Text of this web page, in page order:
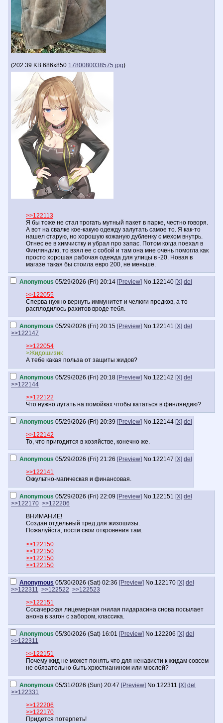
(202.39 KB 686x850 1780080038575.jpg)
>>122113
Я бы тоже не стал трогать мутный пакет в парке, честно говоря.
А вот на свалке кое-какую одежду залутать самое то. Я как-то
нашел старую, но хорошую кожаную дубленку с мехом внутрь.
Отнес ее в химчистку и убрал про запас. Потом когда поехал в
Финляндию, то взял ее с собой и там она мне очень помогла как
просто хорошая рабочая одежда для улицы в -20. Новая в
магазе такая бы стоила евро 200, не меньше.
Anonymous 05/29/2026 (Fri) 20:14 [Preview] No.122140 [X] del
>>122055
Сперва нужно вернуть иммунитет и челюги предков, а то
расплодилось рахитов вроде тебя.
Anonymous 05/29/2026 (Fri) 20:15 [Preview] No.122141 [X] del
>>122147
>>122054
>Жидошизик
А тебе какая польза от защиты жидов?
Anonymous 05/29/2026 (Fri) 20:18 [Preview] No.122142 [X] del
>>122144
>>122122
Что нужно лутать на помойках чтобы кататься в финляндию?
Anonymous 05/29/2026 (Fri) 20:39 [Preview] No.122144 [X] del
>>122142
То, что пригодится в хозяйстве, конечно же.
Anonymous 05/29/2026 (Fri) 21:26 [Preview] No.122147 [X] del
>>122141
Оккультно-магическая и финансовая.
Anonymous 05/29/2026 (Fri) 22:09 [Preview] No.122151 [X] del
>>122170 >>122206
ВНИМАНИЕ!
Создан отдельный тред для жизошизы.
Пожалуйста, пости свои откровения там.
>>122150
>>122150
>>122150
>>122150
Anonymous 05/30/2026 (Sat) 02:36 [Preview] No.122170 [X] del
>>122311 >>122522 >>122523
>>122151
Сосачерская лицемерная гнилая пидарасина снова посылает
анона в загон с забором, классика.
Anonymous 05/30/2026 (Sat) 16:01 [Preview] No.122206 [X] del
>>122311
>>122151
Почему жид не может понять что для ненависти к жидам совсем
не обязательно быть хрюстианином или мюслей?
Anonymous 05/31/2026 (Sun) 20:47 [Preview] No.122311 [X] del
>>122331
>>122206
>>122170
Придется потерпеть!